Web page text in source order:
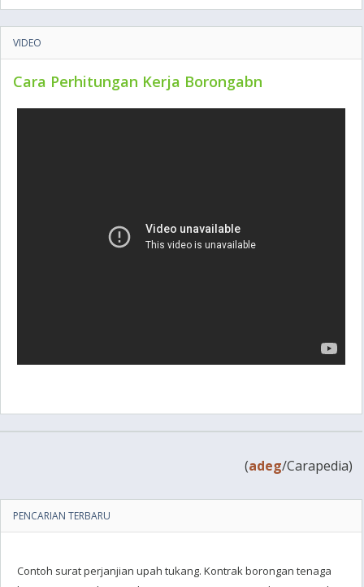
VIDEO
Cara Perhitungan Kerja Borongabn
(adeg/Carapedia)
PENCARIAN TERBARU
Contoh surat perjanjian upah tukang. Kontrak borongan tenaga